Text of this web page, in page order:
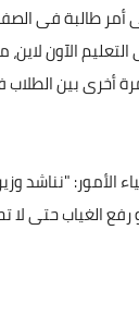
طالبة فى
الآون
أخرى بين
الأمور: "نناشد
رفع الغياب حتى